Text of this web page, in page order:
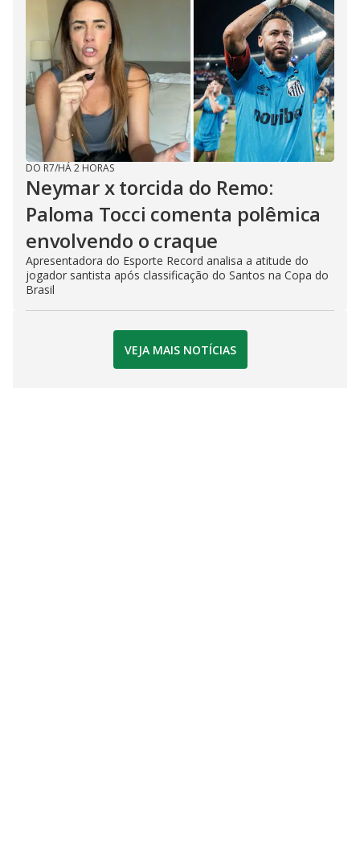
DO R7/HÁ 2 HORAS
Neymar x torcida do Remo:
Paloma Tocci comenta polêmica
envolvendo o craque
Apresentadora do Esporte Record analisa a atitude do
jogador santista após classificação do Santos na Copa do
Brasil
VEJA MAIS NOTÍCIAS